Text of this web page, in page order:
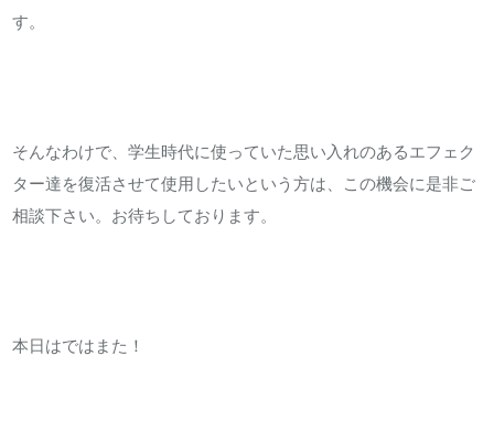
す。
そんなわけで、学生時代に使っていた思い入れのあるエフェク
ター達を復活させて使用したいという方は、この機会に是非ご
相談下さい。お待ちしております。
本日はではまた！